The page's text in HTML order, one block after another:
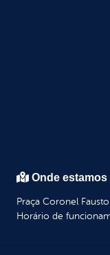
Onde estamos
Praça Coronel
Horário de